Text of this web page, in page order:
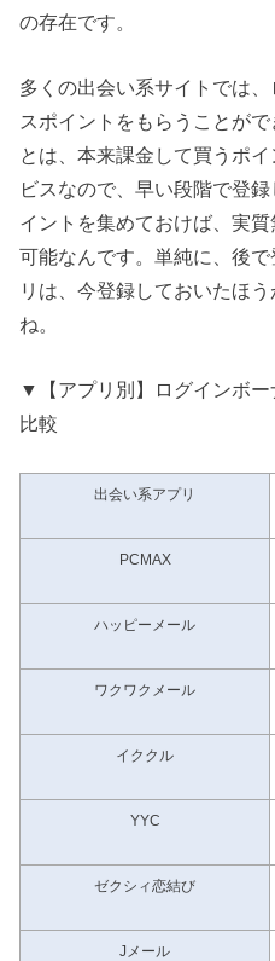
の存在です。
多くの出会い系サイトでは
スポイントをもらうことが
とは、本来課金して買うポ
ビスなので、早い段階で登
イントを集めておけば、実
可能なんです。単純に、後
リは、今登録しておいたほ
ね。
▼【アプリ別】ログインボ
比較
出会い系アプリ
PCMAX
ハッピーメール
ワクワクメール
イククル
YYC
ゼクシィ恋結び
Jメール